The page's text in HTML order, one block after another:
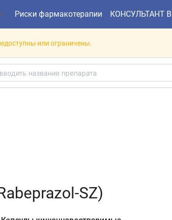
Риски фармакотерапии КОНСУЛЬТАНТ
или ограничены.
SZ)